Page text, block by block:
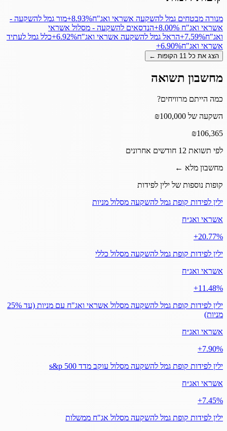
מנורה מבטחים גמל להשקעה אשראי ואג"ח‎+8.93%מור גמל להשקעה -
אשראי ואג"ח ‎+8.00%הנדסאים להשקעה - מסלול אשראי
ואג"ח‎+7.59%הראל גמל להשקעה אשראי ואג"ח‎+6.92%כלל גמל לעתיד
אשראי ואג"ח‎+6.90%
הצג את כל 11 הקופות ←
מחשבון תשואה
כמה הייתם מרוויחים?
השקעה של ₪100,000
₪106,365
לפי תשואת 12 חודשים אחרונים
מחשבון מלא ←
קופות נוספות של ילין לפידות
ילין לפידות קופת גמל להשקעה מסלול מניות
אשראי ואג״ח
‎+20.77%
ילין לפידות קופת גמל להשקעה מסלול כללי
אשראי ואג״ח
‎+11.48%
ילין לפידות קופת גמל להשקעה מסלול אשראי ואג"ח עם מניות (עד 25%
מניות)
אשראי ואג״ח
‎+7.90%
ילין לפידות קופת גמל להשקעה מסלול עוקב מדד s&p 500
אשראי ואג״ח
‎+7.45%
ילין לפידות קופת גמל להשקעה מסלול אג"ח ממשלות